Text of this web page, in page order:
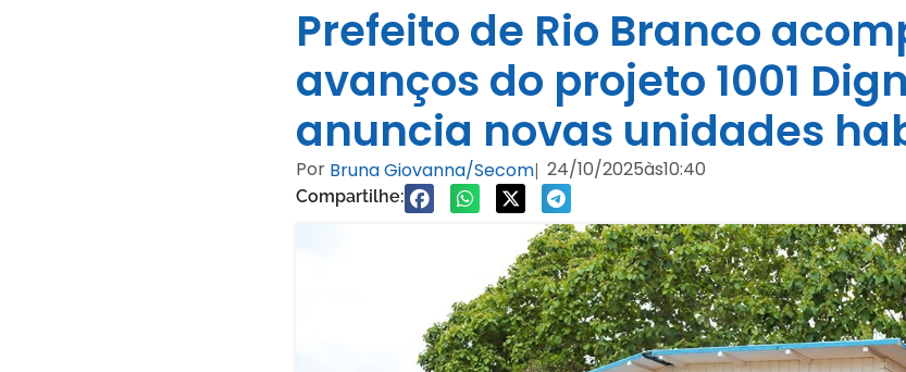
Prefeito de Rio Branco
avanços do projeto 1001
anuncia novas unidades
Por Bruna Giovanna/Secom| 24/10/2025às10:40
Compartilhe: